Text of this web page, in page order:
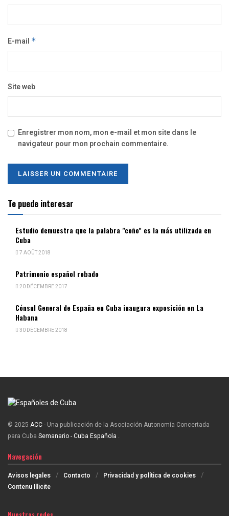
E-mail *
Site web
Enregistrer mon nom, mon e-mail et mon site dans le
navigateur pour mon prochain commentaire.
Te puede interesar
Estudio demuestra que la palabra "coño" es la más utilizada en
Cuba
7 AOÛT 2018
Patrimonio español robado
20 DÉCEMBRE 2017
Cónsul General de España en Cuba inaugura exposición en La
Habana
30 DÉCEMBRE 2018
© 2025 ACC- Una publicación de la Asociación Autonomía Concertada
para Cuba Semanario - Cuba Española .
Navegación
Avisos legales Contacto
Privacidad y política de cookies
Contenu Illicite